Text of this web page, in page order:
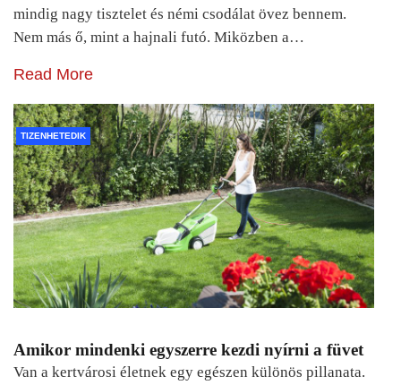
mindig nagy tisztelet és némi csodálat övez bennem.
Nem más ő, mint a hajnali futó. Miközben a…
Read More
TIZENHETEDIK
Amikor mindenki egyszerre kezdi nyírni a füvet
Van a kertvárosi életnek egy egészen különös pillanata.